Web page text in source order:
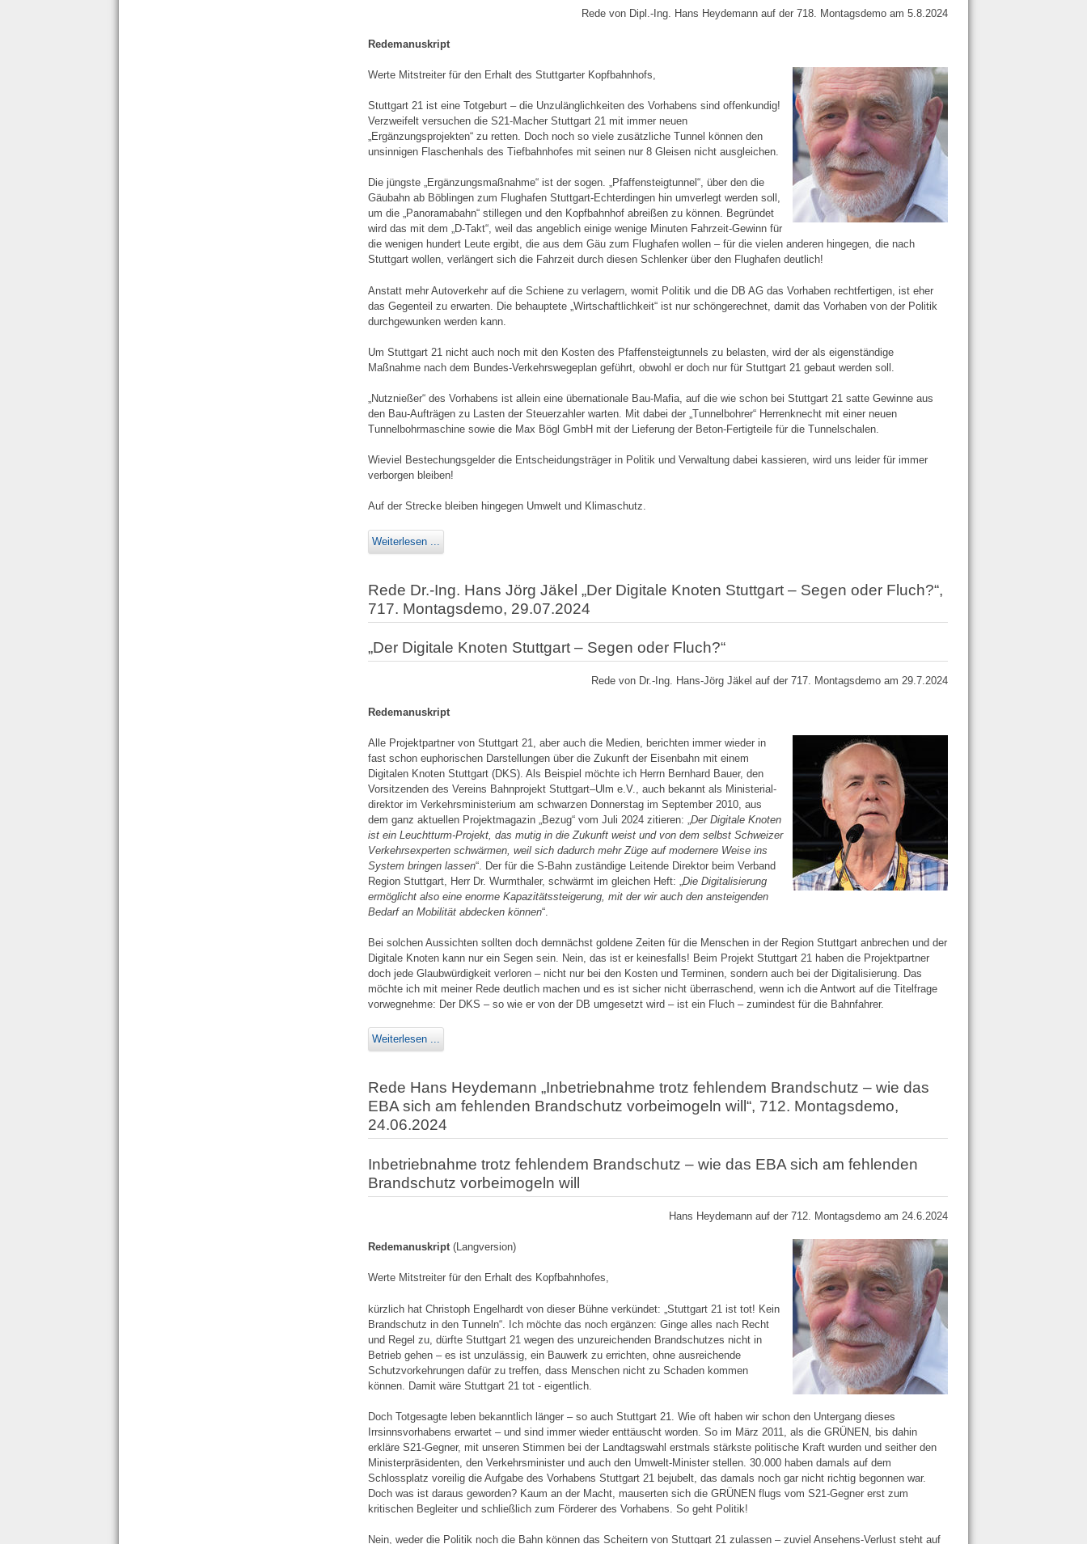
Rede von Dipl.-Ing. Hans Heydemann auf der 718. Montagsdemo am 5.8.2024
Redemanuskript
Werte Mitstreiter für den Erhalt des Stuttgarter Kopfbahnhofs,
Stuttgart 21 ist eine Totgeburt – die Unzulänglichkeiten des Vorhabens sind offenkundig!
Verzweifelt versuchen die S21-Macher Stuttgart 21 mit immer neuen
„Ergänzungsprojekten“ zu retten. Doch noch so viele zusätzliche Tunnel können den
unsinnigen Flaschenhals des Tiefbahnhofes mit seinen nur 8 Gleisen nicht ausgleichen.
Die jüngste „Ergänzungsmaßnahme“ ist der sogen. „Pfaffensteigtunnel“, über den die
Gäubahn ab Böblingen zum Flughafen Stuttgart-Echterdingen hin umverlegt werden soll,
um die „Panoramabahn“ stillegen und den Kopfbahnhof abreißen zu können. Begründet
wird das mit dem „D-Takt“, weil das angeblich einige wenige Minuten Fahrzeit-Gewinn für
die wenigen hundert Leute ergibt, die aus dem Gäu zum Flughafen wollen – für die vielen anderen hingegen, die nach
Stuttgart wollen, verlängert sich die Fahrzeit durch diesen Schlenker über den Flughafen deutlich!
Anstatt mehr Autoverkehr auf die Schiene zu verlagern, womit Politik und die DB AG das Vorhaben rechtfertigen, ist eher
das Gegenteil zu erwarten. Die behauptete „Wirtschaftlichkeit“ ist nur schöngerechnet, damit das Vorhaben von der Politik
durchgewunken werden kann.
Um Stuttgart 21 nicht auch noch mit den Kosten des Pfaffensteigtunnels zu belasten, wird der als eigenständige
Maßnahme nach dem Bundes-Verkehrswegeplan geführt, obwohl er doch nur für Stuttgart 21 gebaut werden soll.
„Nutznießer“ des Vorhabens ist allein eine übernationale Bau-Mafia, auf die wie schon bei Stuttgart 21 satte Gewinne aus
den Bau-Aufträgen zu Lasten der Steuerzahler warten. Mit dabei der „Tunnelbohrer“ Herrenknecht mit einer neuen
Tunnelbohrmaschine sowie die Max Bögl GmbH mit der Lieferung der Beton-Fertigteile für die Tunnelschalen.
Wieviel Bestechungsgelder die Entscheidungsträger in Politik und Verwaltung dabei kassieren, wird uns leider für immer
verborgen bleiben!
Auf der Strecke bleiben hingegen Umwelt und Klimaschutz.
Weiterlesen ...
Rede Dr.-Ing. Hans Jörg Jäkel „Der Digitale Knoten Stuttgart – Segen oder Fluch?“,
717. Montagsdemo, 29.07.2024
„Der Digitale Knoten Stuttgart – Segen oder Fluch?“
Rede von Dr.-Ing. Hans-Jörg Jäkel auf der 717. Montagsdemo am 29.7.2024
Redemanuskript
Alle Projektpartner von Stuttgart 21, aber auch die Medien, berichten immer wieder in
fast schon euphorischen Darstellungen über die Zukunft der Eisenbahn mit einem
Digitalen Knoten Stuttgart (DKS). Als Beispiel möchte ich Herrn Bernhard Bauer, den
Vorsitzenden des Vereins Bahnprojekt Stuttgart–Ulm e.V., auch bekannt als Ministerial­
direktor im Verkehrsministerium am schwarzen Donnerstag im September 2010, aus
dem ganz aktuellen Projektmagazin „Bezug“ vom Juli 2024 zitieren: „ Der Digitale Knoten
ist ein Leuchtturm-Projekt, das mutig in die Zukunft weist und von dem selbst Schweizer
Verkehrsexperten schwärmen, weil sich dadurch mehr Züge auf modernere Weise ins
System bringen lassen“. Der für die S-Bahn zuständige Leitende Direktor beim Verband
Region Stuttgart, Herr Dr. Wurmthaler, schwärmt im gleichen Heft: „ Die Digitalisierung
ermöglicht also eine enorme Kapazitätssteigerung, mit der wir auch den ansteigenden
Bedarf an Mobilität abdecken können“.
Bei solchen Aussichten sollten doch demnächst goldene Zeiten für die Menschen in der Region Stuttgart anbrechen und der
Digitale Knoten kann nur ein Segen sein. Nein, das ist er keinesfalls! Beim Projekt Stuttgart 21 haben die Projektpartner
doch jede Glaub­würdigkeit verloren – nicht nur bei den Kosten und Terminen, sondern auch bei der Digitalisierung. Das
möchte ich mit meiner Rede deutlich machen und es ist sicher nicht überraschend, wenn ich die Antwort auf die Titelfrage
vorwegnehme: Der DKS – so wie er von der DB umgesetzt wird – ist ein Fluch – zumindest für die Bahnfahrer.
Weiterlesen ...
Rede Hans Heydemann „Inbetriebnahme trotz fehlendem Brandschutz – wie das
EBA sich am fehlenden Brandschutz vorbeimogeln will“, 712. Montagsdemo,
24.06.2024
Inbetriebnahme trotz fehlendem Brandschutz – wie das EBA sich am fehlenden
Brandschutz vorbeimogeln will
Hans Heydemann auf der 712. Montagsdemo am 24.6.2024
Redemanuskript(Langversion)
Werte Mitstreiter für den Erhalt des Kopfbahnhofes,
kürzlich hat Christoph Engelhardt von dieser Bühne verkündet: „Stuttgart 21 ist tot! Kein
Brandschutz in den Tunneln“. Ich möchte das noch ergänzen: Ginge alles nach Recht
und Regel zu, dürfte Stuttgart 21 wegen des unzureichenden Brandschutzes nicht in
Betrieb gehen – es ist unzulässig, ein Bauwerk zu errichten, ohne ausreichende
Schutzvorkehrungen dafür zu treffen, dass Menschen nicht zu Schaden kommen
können. Damit wäre Stuttgart 21 tot - eigentlich.
Doch Totgesagte leben bekanntlich länger – so auch Stuttgart 21. Wie oft haben wir schon den Untergang dieses
Irrsinnsvorhabens erwartet – und sind immer wieder enttäuscht worden. So im März 2011, als die GRÜNEN, bis dahin
erkläre S21-Gegner, mit unseren Stimmen bei der Landtagswahl erstmals stärkste politische Kraft wurden und seither den
Ministerpräsidenten, den Verkehrsminister und auch den Umwelt-Minister stellen. 30.000 haben damals auf dem
Schlossplatz voreilig die Aufgabe des Vorhabens Stuttgart 21 bejubelt, das damals noch gar nicht richtig begonnen war.
Doch was ist daraus geworden? Kaum an der Macht, mauserten sich die GRÜNEN flugs vom S21-Gegner erst zum
kritischen Begleiter und schließlich zum Förderer des Vorhabens. So geht Politik!
Nein, weder die Politik noch die Bahn können das Scheitern von Stuttgart 21 zulassen – zuviel Ansehens-Verlust steht auf